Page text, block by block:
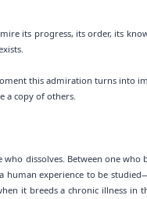
its progress, its order, its
this admiration turns into
a copy of others.
dissolves. Between one
human experience to be
it breeds a chronic illness in